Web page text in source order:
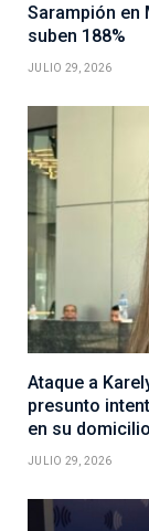
Sarampión en
suben 188%
JULIO 29, 2026
Ataque a
presunto
en su domicilio
JULIO 29, 2026